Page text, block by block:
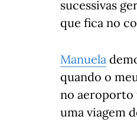
sucessivas
que fica no
Manuela
quando o
no aeroporto
uma viagem